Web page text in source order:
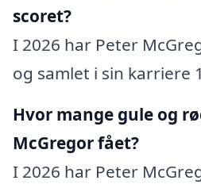
scoret?
I 2026 har Peter
og samlet i sin karriere
Hvor mange gule og
McGregor fået?
I 2026 har Peter